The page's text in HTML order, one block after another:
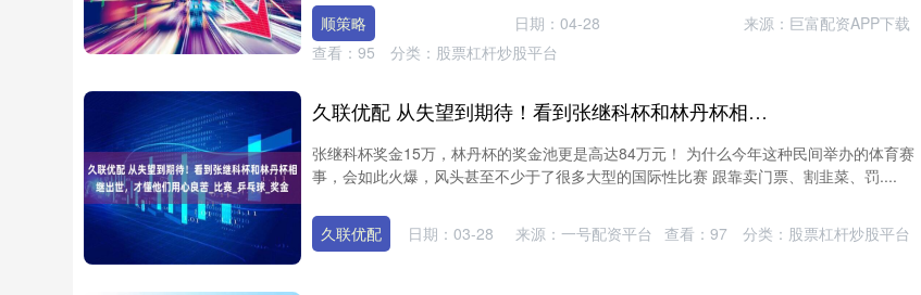
顺策略 日期：04-28
来源：巨富配资APP下载
查看： 95 分类： 股票杠杆炒股平台
久联优配 从失望到期待！看到张继科杯和林丹杯相继出世，才懂他们用心良苦_比赛_乒乓球_奖金
张继科杯奖金15万，林丹杯的奖金池更是高达84万元！ 为什么今年这种民间举办的体育赛
事，会如此火爆，风头甚至不少于了很多大型的国际性比赛 跟靠卖门票、割韭菜、罚....
久联优配 日期：03-28 来源：一号配资平台 查看： 97 分类： 股票杠杆炒股平台